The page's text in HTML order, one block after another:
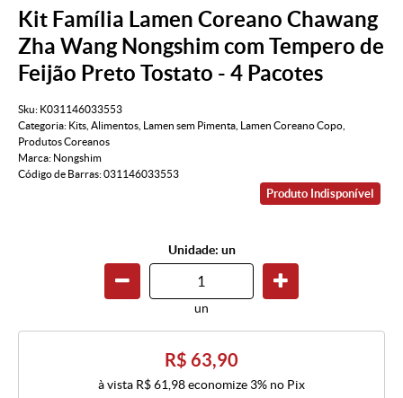
Kit Família Lamen Coreano Chawang
Zha Wang Nongshim com Tempero de
Feijão Preto Tostato - 4 Pacotes
Sku: K031146033553
Categoria: Kits Alimentos Lamen sem Pimenta Lamen Coreano Copo
Produtos Coreanos
Marca: Nongshim
Código de Barras:031146033553
Produto Indisponível
Unidade: un
un
R$ 63,90
à vista R$ 61,98economize 3% no Pix